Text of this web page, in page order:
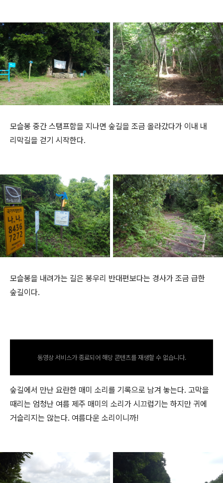
모슬봉 중간 스탬프함을 지나면 숲길을 조금 올라갔다가 이내 내
리막길을 걷기 시작한다.
모슬봉을 내려가는 길은 봉우리 반대편보다는 경사가 조금 급한
숲길이다.
동영상 서비스가 종료되어 해당 콘텐츠를 재생할 수 없습니다.
숲길에서 만난 요란한 매미 소리를 기록으로 남겨 놓는다. 고막을
때리는 엄청난 여름 제주 매미의 소리가 시끄럽기는 하지만 귀에
거슬리지는 않는다. 여름다운 소리이니까!